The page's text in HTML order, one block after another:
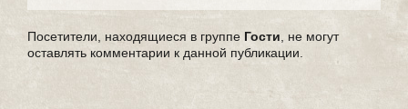
Посетители, находящиеся в группе Гости , не могут
оставлять комментарии к данной публикации.